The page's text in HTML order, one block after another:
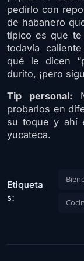
pedirlo con
de habanero
típico es que
todavía
qué le dicen
durito, ¡pero
Tip personal:
probarlos en
su toque y ahí
yucateca.
Etiqueta
s: